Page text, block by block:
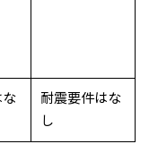
な
耐震要件はな
し